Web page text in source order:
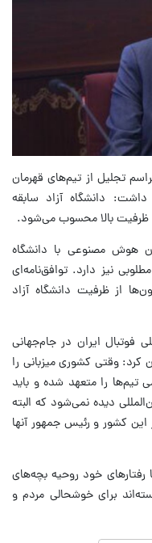
تجلیل از تیم‌های قهرمان
داشت: دانشگاه آزاد سابقه
ظرفیت بالا محسوب می‌شود.
هوش مصنوعی با دانشگاه
نیز دارد. توافق‌نامه‌ای
از ظرفیت دانشگاه آزاد
فوتبال ایران در جام‌جهانی
کرد: وقتی کشوری میزبانی را
تیم‌ها را متعهد شده و باید
دیده نمی‌شود که البته
این کشور و رئیس جمهور آنها
خود روحیه بچه‌های
برای خوشحالی مردم و